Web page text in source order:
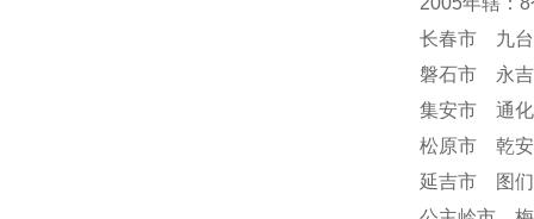
长春市 九
磐石市 永
集安市 通
松原市 乾
延吉市 图